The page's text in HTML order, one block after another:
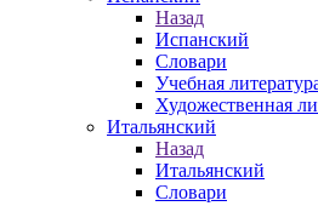
Назад
Испанский
Словари
Учебная
Художественная
Итальянский
Назад
Итальянский
Словари